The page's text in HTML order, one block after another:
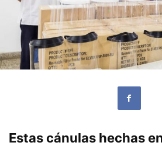
Estas cánulas hechas